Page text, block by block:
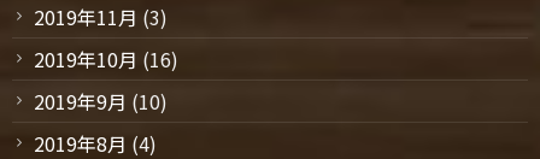
2019年11月 (3)
2019年10月 (16)
2019年9月 (10)
2019年8月 (4)